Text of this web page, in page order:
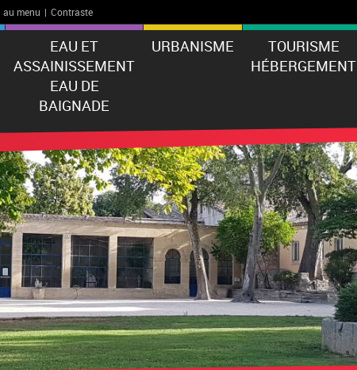
au menu | Contraste
EAU ET
ASSAINISSEMENT
EAU DE
BAIGNADE
URBANISME
TOURISME
HÉBERGEMENT